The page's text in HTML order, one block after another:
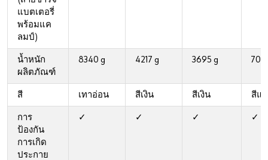
แบตเตอรี่
พร้อมแค
ลมป์)
น้ำหนัก
ผลิตภัณฑ์
8340 g 4217 g 3695 g
สี เทาอ่อน สีเงิน สีเงิน สีแ
การ
ป้องกัน
การเกิด
ประกาย
✓ ✓ ✓ ✓